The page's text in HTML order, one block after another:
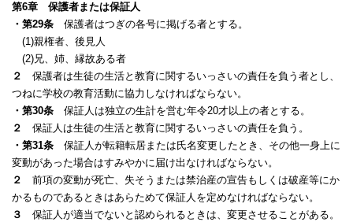
第6章 保護者または保証人
・第29条 保護者はつぎの各号に掲げる者とする。
(1)親権者、後見人
(2)兄、姉、縁故ある者
２
保護者は生徒の生活と教育に関するいっさいの責任を負う者とし、
つねに学校の教育活動に協力しなければならない。
・第30条 保証人は独立の生計を営む年令20才以上の者とする。
２
保証人は生徒の生活と教育に関するいっさいの責任を負う。
・第31条 保証人が転籍転居または氏名変更したとき、その他一身上に
変動があった場合はすみやかに届け出なければならない。
２
前項の変動が死亡、失そうまたは禁治産の宣告もしくは破産等にか
かるものであるときはあらためて保証人を定めなければならない。
３
保証人が適当でないと認められるときは、変更させることがある。